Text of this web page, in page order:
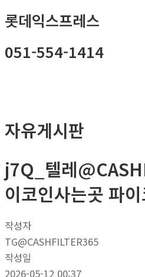
롯데익스프레스
051-554-1414
자유게시판
j7Q_텔레
이코인사는곳 파
작성자
TG@CASHFILTER365
작성일
2026-05-12 00:37